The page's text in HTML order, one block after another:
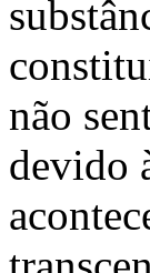
não
devido